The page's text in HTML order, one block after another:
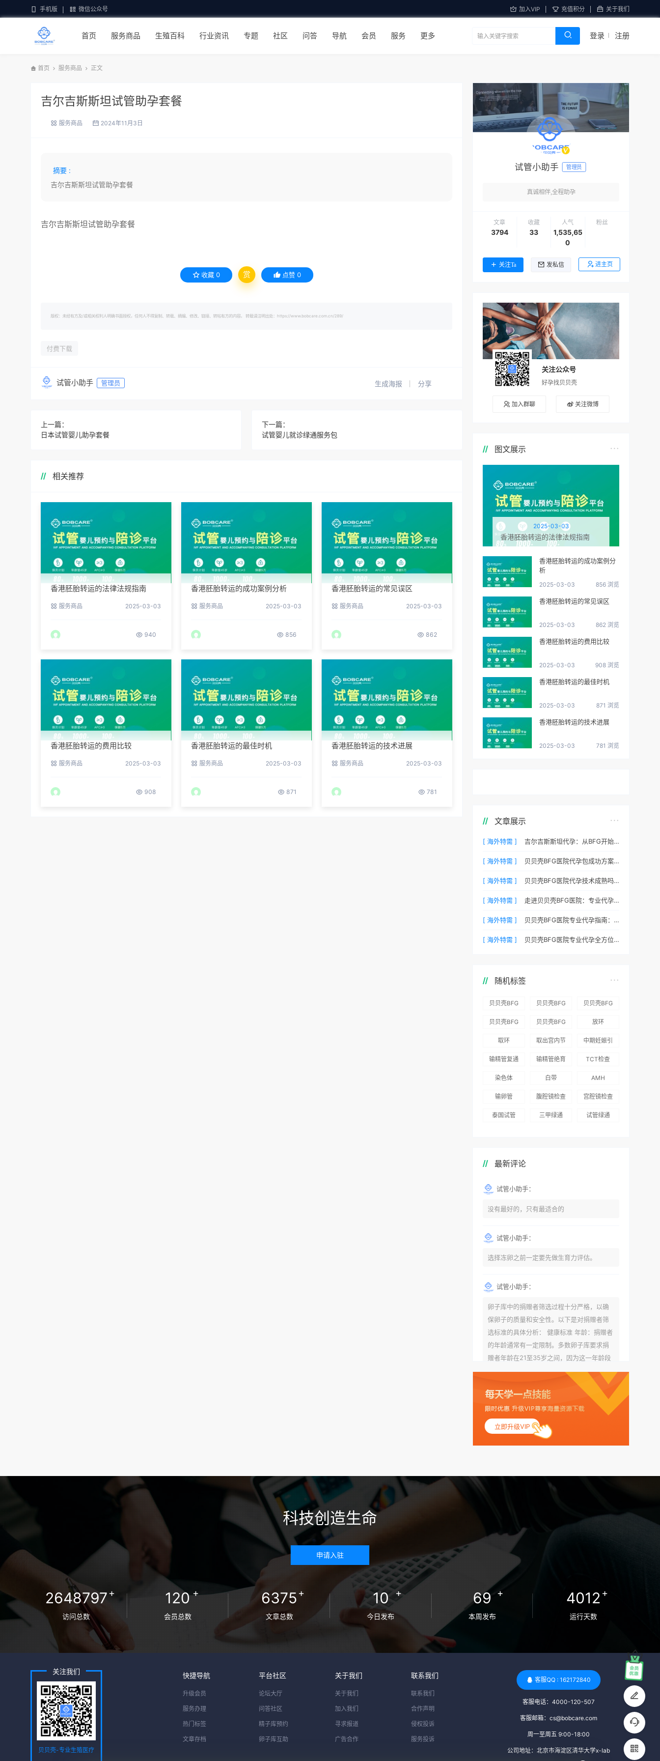
手机版 微信公众号 加入VIP 充值积分 关于我们
首页 服务商品 生殖百科 行业资讯 专题 社区 问答 导航 会员 服务 更多 登录 注册
首页 服务商品 正文
吉尔吉斯斯坦试管助孕套餐
服务商品 2024年11月3日
摘要 :
吉尔吉斯斯坦试管助孕套餐
吉尔吉斯斯坦试管助孕套餐
收藏 0 赏 点赞 0
版权：未经有方及/或相关权利人明确书面授权，任何人不得复制、转载、摘编、修改、链接、转帖有方的内容。 转载请注明出处：https://www.bobcare.com.cn/289/
付费下载
试管小助手 管理员 生成海报 分享
上一篇：
日本试管婴儿助孕套餐
下一篇：
试管婴儿就诊绿通服务包
相关推荐
香港胚胎转运的法律法规指南
服务商品 2025-03-03
940
香港胚胎转运的成功案例分析
服务商品 2025-03-03
856
香港胚胎转运的常见误区
服务商品 2025-03-03
862
香港胚胎转运的费用比较
服务商品 2025-03-03
908
香港胚胎转运的最佳时机
服务商品 2025-03-03
871
香港胚胎转运的技术进展
服务商品 2025-03-03
781
试管小助手 管理员
真诚相伴,全程助孕
文章
3794
收藏
33
人气
1,535,65
0
粉丝
关注Ta 发私信 进主页
关注公众号
好孕找贝贝壳
加入群聊 关注微博
图文展示
2025-03-03
香港胚胎转运的法律法规指南
香港胚胎转运的成功案例分
析
2025-03-03 856 浏览
香港胚胎转运的常见误区
2025-03-03 862 浏览
香港胚胎转运的费用比较
2025-03-03 908 浏览
香港胚胎转运的最佳时机
2025-03-03 871 浏览
香港胚胎转运的技术进展
2025-03-03 781 浏览
文章展示
[ 海外特需 ] 吉尔吉斯斯坦代孕：从BFG开始您的新生活
[ 海外特需 ] 贝贝壳BFG医院代孕包成功方案费用，专业代孕首选
[ 海外特需 ] 贝贝壳BFG医院代孕技术成熟吗？专业代孕团队保驾护航
[ 海外特需 ] 走进贝贝壳BFG医院：专业代孕的实验室环境与操作流程
[ 海外特需 ] 贝贝壳BFG医院专业代孕指南：如何提高代孕试管的成功率？
[ 海外特需 ] 贝贝壳BFG医院专业代孕全方位质控，科学管理生育每一步
随机标签
贝贝壳BFG
坦就诊患者
贝贝壳BFG
96.3%，“医
得分最高
贝贝壳BFG
划”：抱娃
贝贝壳BFG
资源库志愿
贝贝壳BFG
海外辅助生
放环
取环
取出宫内节
中期妊娠引
输精管复通
输精管绝育
TCT检查
染色体 白带 AMH
输卵管 腹腔镜检查 宫腔镜检查
泰国试管 三甲绿通 试管绿通
最新评论
试管小助手：
没有最好的，只有最适合的
试管小助手：
选择冻卵之前一定要先做生育力评估。
试管小助手：
卵子库中的捐赠者筛选过程十分严格，以确
保卵子的质量和安全性。以下是对捐赠者筛
选标准的具体分析： 健康标准 年龄：捐赠者
的年龄通常有一定限制。多数卵子库要求捐
赠者年龄在21至35岁之间，因为这一年龄段
女性的卵子质量相对较高。不过，不同卵子
库的具体年龄要求可能有所不同。 身体质量
指数（BMI）：捐赠者的BMI通常需要在正常
范围内，以确保其身体健康状况良好。过高
的BMI可能与多种健康问题相关联，包括不孕
症和妊娠并发症。 生殖健康：捐赠者需要有
规律的月经期，无生殖障碍或异常问题。此
赠者及其家庭成员需要无严重的遗传病史、
传染病检查：捐赠者需要进行全面的传染病
检查，包括乙肝、丙肝、HIV、梅毒等。这些
检查旨在确保捐赠者未携带任何可传染给受
卵者的病原体。 药物与生活习惯：捐赠者需
要是非尼古丁使用者、非吸烟者、非吸毒
者，并且未使用可能影响卵子质量的药物，
如某些精神药物和避孕植入物。 学历与心理
标准 学历要求：部分卵子库对捐赠者的学历
为捐赠者，但这并不是绝对的筛选条件。 心
估，以确定其对捐赠过程的态度、理解可能
遇到的问题以及未来与受卵者的关系。这有
助于确保捐赠者在捐赠过程中保持积极的心
态，并理解其捐赠行为的意义。 其他标准 责
尊重预约和时间表。这有助于确保捐赠周期
立即升级VIP
科技创造生命
申请入驻
2648797+
访问总数
120+
会员总数
6375+
文章总数
10 +
今日发布
69 +
本周发布
4012 +
运行天数
关注我们
贝贝壳-专业生殖医疗
快捷导航
升级会员
服务办理
热门标签
文章存档
平台社区
论坛大厅
问答社区
精子库预约
卵子库互助
关于我们
关于我们
加入我们
寻求报道
广告合作
联系我们
联系我们
合作声明
侵权投诉
服务投诉
客服QQ : 162172840
客服电话：4000-120-507
客服邮箱：cs@bobcare.com
周一至周五 9:00-18:00
公司地址：北京市海淀区清华大学x-lab